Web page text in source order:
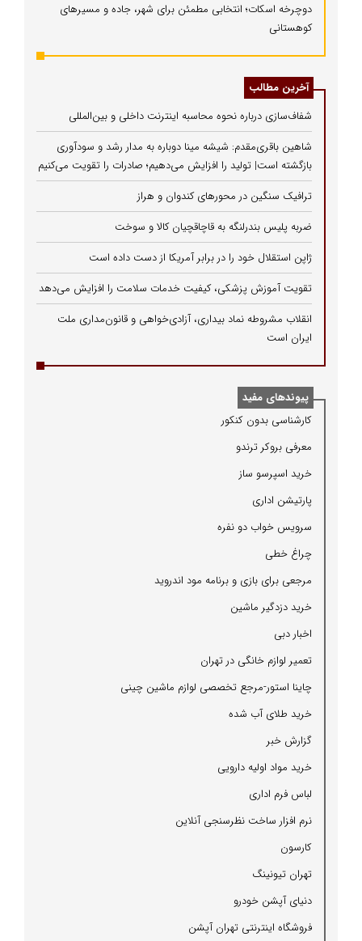
دوچرخه اسکات؛ انتخابی مطمئن برای شهر، جاده و مسیرهای
کوهستانی
آخرین مطالب
شفاف‌سازی درباره نحوه محاسبه اینترنت داخلی و بین‌المللی
شاهین باقری‌مقدم: شیشه مینا دوباره به مدار رشد و سودآوری
بازگشته است| تولید را افزایش می‌دهیم؛ صادرات را تقویت می‌کنیم
ترافیک سنگین در محورهای کندوان و هراز
ضربه پلیس بندرلنگه به قاچاقچیان کالا و سوخت
ژاپن استقلال خود را در برابر آمریکا از دست داده است
تقویت آموزش پزشکی، کیفیت خدمات سلامت را افزایش می‌دهد
انقلاب مشروطه نماد بیداری، آزادی‌خواهی و قانون‌مداری ملت
ایران است
پیوندهای مفید
كارشناسی بدون كنكور
معرفی بروكر ترندو
خرید اسپرسو ساز
پارتیشن اداری
سرویس خواب دو نفره
چراغ خطی
مرجعی برای بازی و برنامه مود اندروید
خرید دزدگیر ماشین
اخبار دبی
تعمیر لوازم خانگی در تهران
چاینا استور-مرجع تخصصی لوازم ماشین چینی
خرید طلای آب شده
گزارش خبر
خرید مواد اولیه دارویی
لباس فرم اداری
نرم افزار ساخت نظرسنجی آنلاین
كارسون
تهران تیونینگ
دنیای آپشن خودرو
فروشگاه اینترنتی تهران آپشن